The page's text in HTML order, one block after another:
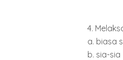
4.
a. biasa
b. sia-sia